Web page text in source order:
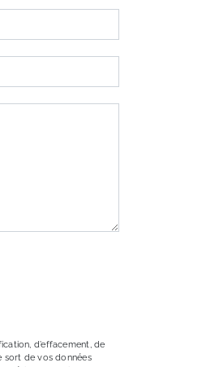
d’effacement, de
sort de vos données